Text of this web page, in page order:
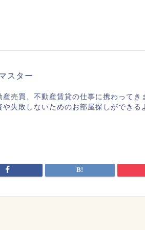
スター
産売買、不動産賃貸の仕事に携わってき
や失敗しないためのお部屋探しができる